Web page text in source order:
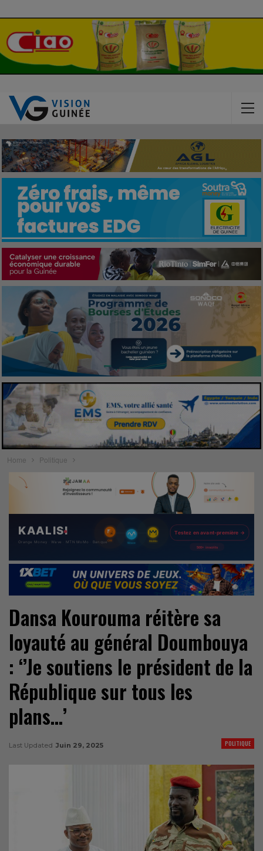
Home Politique
Dansa Kourouma réitère sa
loyauté au général Doumbouya
: ‘’Je soutiens le président de la
République sur tous les
plans…’
POLITIQUE
Last Updated Juin 29, 2025